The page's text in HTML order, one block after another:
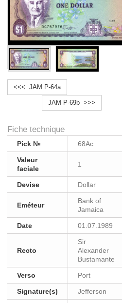
<<< JAM P-64a
JAM P-69b >>>
Fiche technique
Pick № 68Ac
Valeur
faciale
1
Devise Dollar
Eméteur
Bank of
Jamaica
Date 01.07.1989
Recto
Sir
Alexander
Bustamante
Verso Port
Signature(s) Jefferson